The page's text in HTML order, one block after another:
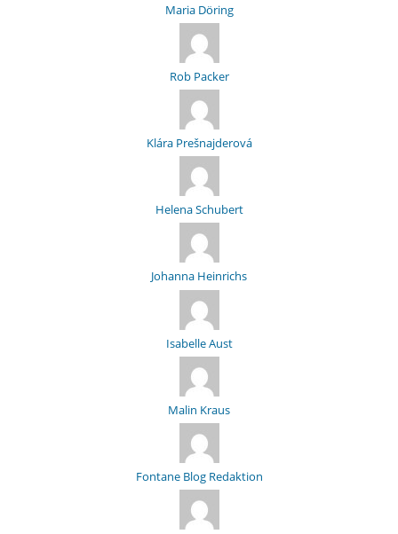
Maria Döring
Rob Packer
Klára Prešnajderová
Helena Schubert
Johanna Heinrichs
Isabelle Aust
Malin Kraus
Fontane Blog Redaktion